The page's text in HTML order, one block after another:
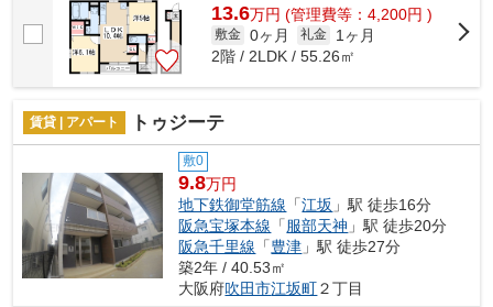
13.6万円 (管理費等：4,200円 )
敷金 0ヶ月 礼金
1ヶ月
2階 / 2LDK / 55.26㎡
賃貸 | アパート トゥジーテ
敷0
9.8万円
地下鉄御堂筋線 「江坂 」駅 徒歩16分
阪急宝塚本線 「服部天神 」駅 徒歩20分
阪急千里線 「豊津 」駅 徒歩27分
築2年 / 40.53㎡
大阪府吹田市江坂町２丁目